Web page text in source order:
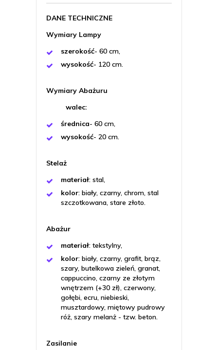
DANE TECHNICZNE
Wymiary Lampy
szerokość- 60 cm,
wysokość- 120 cm.
Wymiary Abażuru
walec:
średnica- 60 cm,
wysokość- 20 cm.
Stelaż
materiał: stal,
kolor: biały, czarny, chrom, stal
szczotkowana, stare złoto.
Abażur
materiał: tekstylny,
kolor: biały, czarny, grafit, brąz,
szary, butelkowa zieleń, granat,
cappuccino, czarny ze złotym
wnętrzem (+30 zł), czerwony,
gołębi, ecru, niebieski,
musztardowy, miętowy pudrowy
róż, szary melanż - tzw. beton.
Zasilanie